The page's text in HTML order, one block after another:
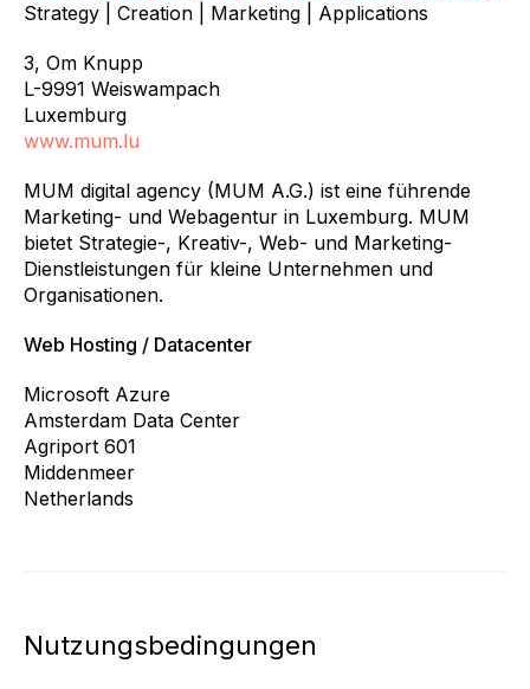
Strategy | Creation | Marketing | Applications
3, Om Knupp
L-9991 Weiswampach
Luxemburg
www.mum.lu
MUM digital agency (MUM A.G.) ist eine führende
Marketing- und Webagentur in Luxemburg. MUM
bietet Strategie-, Kreativ-, Web- und Marketing-
Dienstleistungen für kleine Unternehmen und
Organisationen.
Web Hosting / Datacenter
Microsoft Azure
Amsterdam Data Center
Agriport 601
Middenmeer
Netherlands
Nutzungsbedingungen